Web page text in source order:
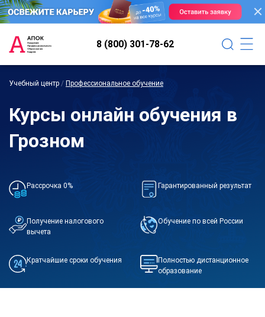
8 (800) 301-78-62
Учебный центр / Профессиональное обучение
Курсы онлайн обучения в
Грозном
Рассрочка 0% Гарантированный результат
Получение налогового
вычета
Обучение по всей России
Кратчайшие сроки обучения
Полностью дистанционное
образование